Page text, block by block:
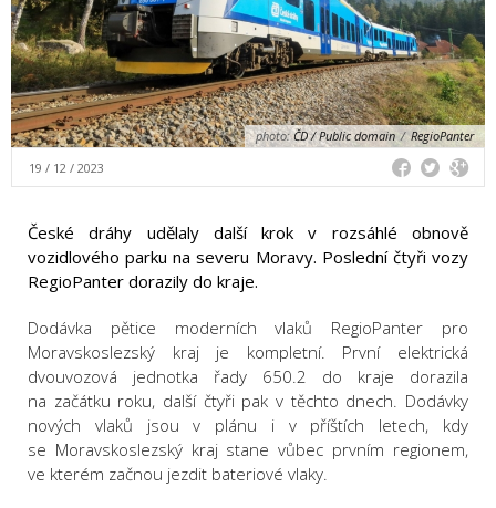
photo:ČD / Public domain / RegioPanter
19 / 12 / 2023
České dráhy udělaly další krok v rozsáhlé obnově
vozidlového parku na severu Moravy. Poslední čtyři vozy
RegioPanter dorazily do kraje.
Dodávka pětice moderních vlaků RegioPanter pro
Moravskoslezský kraj je kompletní. První elektrická
dvouvozová jednotka řady 650.2 do kraje dorazila
na začátku roku, další čtyři pak v těchto dnech. Dodávky
nových vlaků jsou v plánu i v příštích letech, kdy
se Moravskoslezský kraj stane vůbec prvním regionem,
ve kterém začnou jezdit bateriové vlaky.